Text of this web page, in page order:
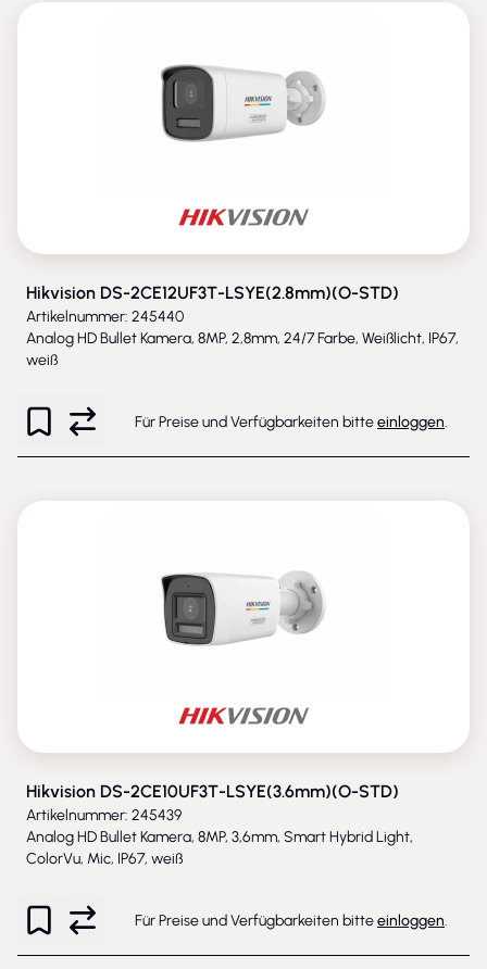
Hikvision DS-2CE12UF3T-LSYE(2.8mm)(O-STD)
Artikelnummer: 245440
Analog HD Bullet Kamera, 8MP, 2,8mm, 24/7 Farbe, Weißlicht, IP67,
weiß
Für Preise und Verfügbarkeiten bitteeinloggen.
Hikvision DS-2CE10UF3T-LSYE(3.6mm)(O-STD)
Artikelnummer: 245439
Analog HD Bullet Kamera, 8MP, 3,6mm, Smart Hybrid Light,
ColorVu, Mic, IP67, weiß
Für Preise und Verfügbarkeiten bitteeinloggen.